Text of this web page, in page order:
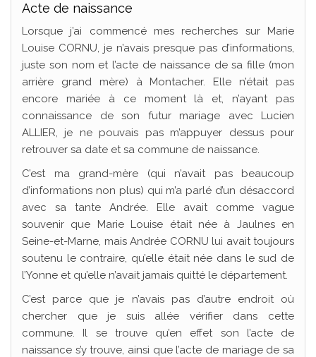
Acte de naissance
Lorsque j’ai commencé mes recherches sur Marie
Louise CORNU, je n’avais presque pas d’informations,
juste son nom et l’acte de naissance de sa fille (mon
arrière grand mère) à Montacher. Elle n’était pas
encore mariée à ce moment là et, n’ayant pas
connaissance de son futur mariage avec Lucien
ALLIER, je ne pouvais pas m’appuyer dessus pour
retrouver sa date et sa commune de naissance.
C’est ma grand-mère (qui n’avait pas beaucoup
d’informations non plus) qui m’a parlé d’un désaccord
avec sa tante Andrée. Elle avait comme vague
souvenir que Marie Louise était née à Jaulnes en
Seine-et-Marne, mais Andrée CORNU lui avait toujours
soutenu le contraire, qu’elle était née dans le sud de
l’Yonne et qu’elle n’avait jamais quitté le département.
C’est parce que je n’avais pas d’autre endroit où
chercher que je suis allée vérifier dans cette
commune. Il se trouve qu’en effet son l’acte de
naissance s’y trouve, ainsi que l’acte de mariage de sa